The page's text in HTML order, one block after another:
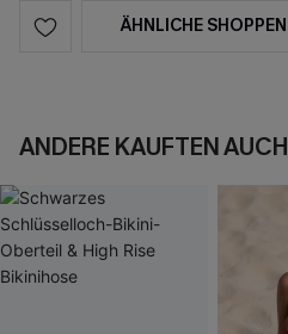
ÄHNLICHE SHOPPEN
ANDERE KAUFTEN AUCH